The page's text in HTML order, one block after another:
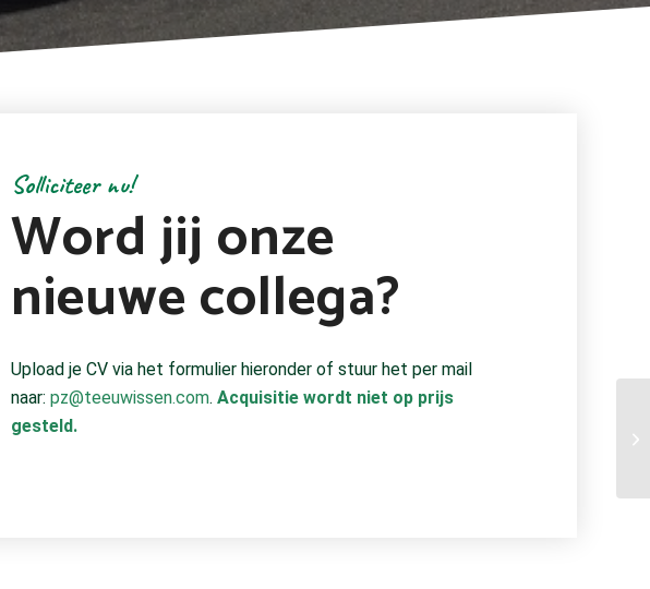
Solliciteer nu!
Word jij onze
nieuwe collega?
Upload je CV via het formulier hieronder of stuur het per mail
naar:pz@teeuwissen.com.Acquisitie wordt niet op prijs
gesteld.